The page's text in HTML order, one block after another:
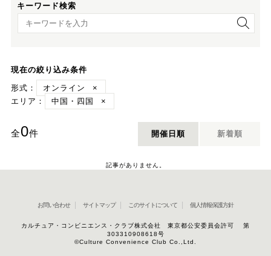
キーワード検索
キーワード検索
現在の絞り込み条件
形式：
オンライン
×
エリア：
中国・四国 ×
全0件 開催日順 新着順
記事がありません。
お問い合わせ サイトマップ このサイトについて 個人情報保護方針
カルチュア・コンビニエンス・クラブ株式会社 東京都公安委員会許可 第
303310908618号
©Culture Convenience Club Co.,Ltd.